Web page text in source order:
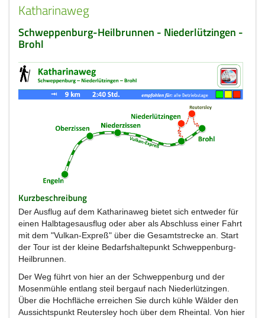
Katharinaweg
Schweppenburg-Heilbrunnen - Niederlützingen -
Brohl
Kurzbeschreibung
Der Ausflug auf dem Katharinaweg bietet sich entweder für
einen Halbtagesausflug oder aber als Abschluss einer Fahrt
mit dem "Vulkan-Expreß" über die Gesamtstrecke an. Start
der Tour ist der kleine Bedarfshaltepunkt Schweppenburg-
Heilbrunnen.
Der Weg führt von hier an der Schweppenburg und der
Mosenmühle entlang steil bergauf nach Niederlützingen.
Über die Hochfläche erreichen Sie durch kühle Wälder den
Aussichtspunkt Reutersley hoch über dem Rheintal. Von hier